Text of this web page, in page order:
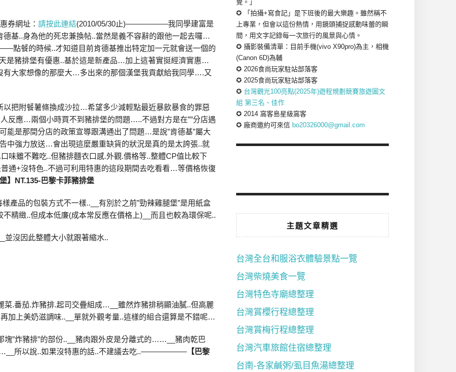
券網址： 請按此連結(2010/05/30止)—————–我同學建富是
基..身為他的死忠兼換帖..當然是義不容辭的跟他一起去囉…
餐的時候..才知道目前肯德基推出特定加一元就會送一個的
是豬排堡有優惠..基於這是新產品…加上這著實挺經濟實惠…
有大家想像的那麼大…多出來的那個漢堡我貢獻給我同學….又
把附餐薯條換成沙拉…希望多少減輕點最近暴飲暴食的罪惡
應…兩個小時買不到豬排堡的問題…..不過對方是在””分店遇
是那間分店的政策宣導跟溝通出了問題…是說”肯德基”屬大
中強力放送…會出現這麼嚴重缺貨的狀況是真的是太誇張..就
味雖不難吃..但豬排麵衣口感.外觀.價格等..整體CP值比較下
通+沒特色..不過可利用特惠的這段期間去吃看看…等價格恢復
】NT.135-巴黎卡菲豬排堡
產品的包裝方式不一樣..__有別於之前”勁辣雞腿堡”是用紙盒
不精緻..但成本低廉(成本常反應在價格上)__而且也較為環保呢..
並沒因此整體大小就跟著縮水..
菜.番茄.炸豬排.起司交疊組成…__雖然炸豬排稍顯油膩..但高麗
加上美奶滋調味..__單就外觀考量..這樣的組合還算是不錯呢…
”炸豬排”的部份..__豬肉跟外皮是分離式的……__豬肉乾巴
…__所以說..如果沒特惠的話..不建議去吃..—————— 【巴黎
覺。」
✪ 「拍攝+寫食記」是下班後的最大樂趣。雖然稱不
上專業，但會以這份熱情，用鏡頭捕捉感動味蕾的瞬
間，用文字記錄每一次旅行的風景與心情。
✪ 攝影裝備清單：目前手機(vivo X90pro)為主，相機
(Canon 6D)為輔
✪ 2026食尚玩家駐站部落客
✪ 2025食尚玩家駐站部落客
✪ 台灣觀光100亮點(2025年)遊程規劃競賽旅遊圖文
組 第三名、佳作
✪ 2014 窩客島星級窩客
✪ 廠商邀約可來信 bo20326000@gmail.com
主題文章精選
台灣全台和服浴衣體驗景點一覽
台灣柴燒美食一覽
台灣特色寺廟總整理
台灣賞櫻行程總整理
台灣賞梅行程總整理
台灣汽車旅館住宿總整理
台南-各家鹹粥/虱目魚湯總整理